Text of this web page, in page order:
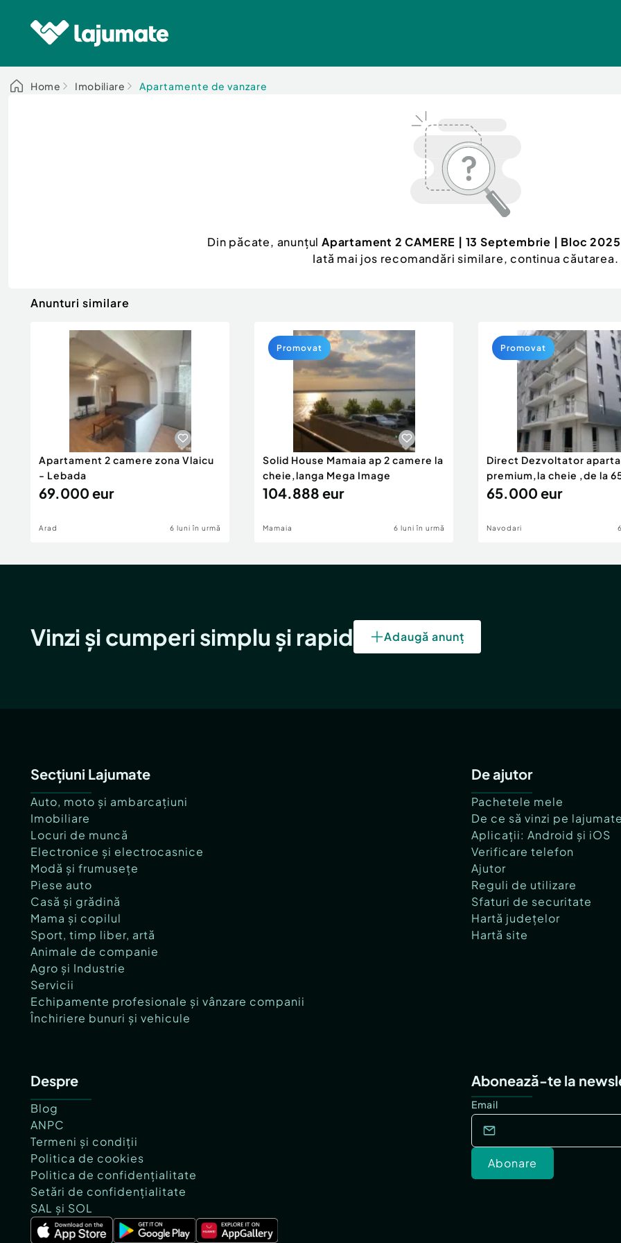
Home Imobiliare Apartamente de vanzare
Din păcate, anunțulApartament 2 CAMERE | 13 Septembrie | Bloc 2025
Iată mai jos recomandări similare, continua căutarea.
Anunturi similare
Apartament 2 camere zona Vlaicu
- Lebada
69.000 eur
Arad 6 luni în urmă
Solid House Mamaia ap 2 camere la
cheie,langa Mega Image
104.888 eur
Mamaia 6 luni în urmă
Promovat
Direct Dezvoltator
premium,la cheie ,de la
eur
65.000 eur
Navodari
Promovat
Vinzi și cumperi simplu și rapid Adaugă anunț
Secțiuni Lajumate
Auto, moto și ambarcațiuni
Imobiliare
Locuri de muncă
Electronice și electrocasnice
Modă și frumusețe
Piese auto
Casă și grădină
Mama și copilul
Sport, timp liber, artă
Animale de companie
Agro și Industrie
Servicii
Echipamente profesionale și vânzare companii
Închiriere bunuri și vehicule
De ajutor
Pachetele mele
De ce să vinzi pe
Aplicații: Android și iOS
Verificare telefon
Ajutor
Reguli de utilizare
Sfaturi de securitate
Hartă județelor
Hartă site
Despre
Blog
ANPC
Termeni și condiții
Politica de cookies
Politica de confidențialitate
Setări de confidențialitate
SAL și SOL
Abonează-te la
Email
Abonare